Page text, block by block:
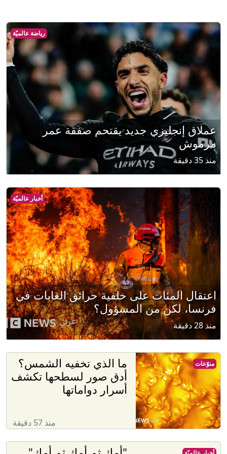
رياضة عالميّة
عملاق إنجليزي جديد يقتحم صفقة عمر
مرموش
منذ 35 دقيقة
أخبار عالميّة
اعتقال المئات على خلفية حرائق الغابات في
فرنسا، لكن من المسؤول؟
منذ 28 دقيقة
ما الذي تخفيه الشمس؟
أدق صور لسطحها تكشف
أسرار دواماتها
منذ 57 دقيقة
منوّعات